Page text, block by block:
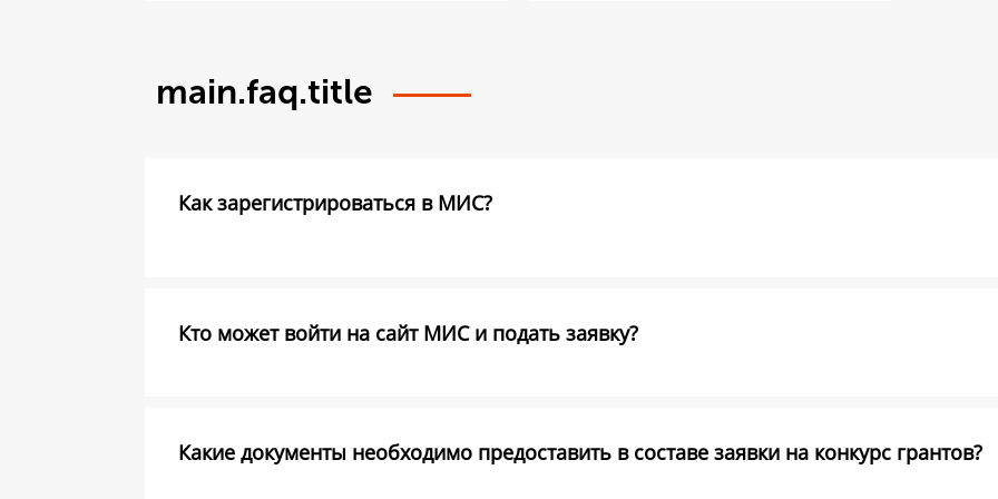
main.faq.title
Как зарегистрироваться в МИС?
Кто может войти на сайт МИС и подать заявку?
Какие документы необходимо предоставить в составе заявки на конкурс грантов?